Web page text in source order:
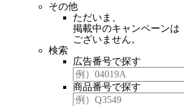
その他
ただいま、
掲載中のキャンペーンは
ございません。
検索
広告番号で探す
商品番号で探す